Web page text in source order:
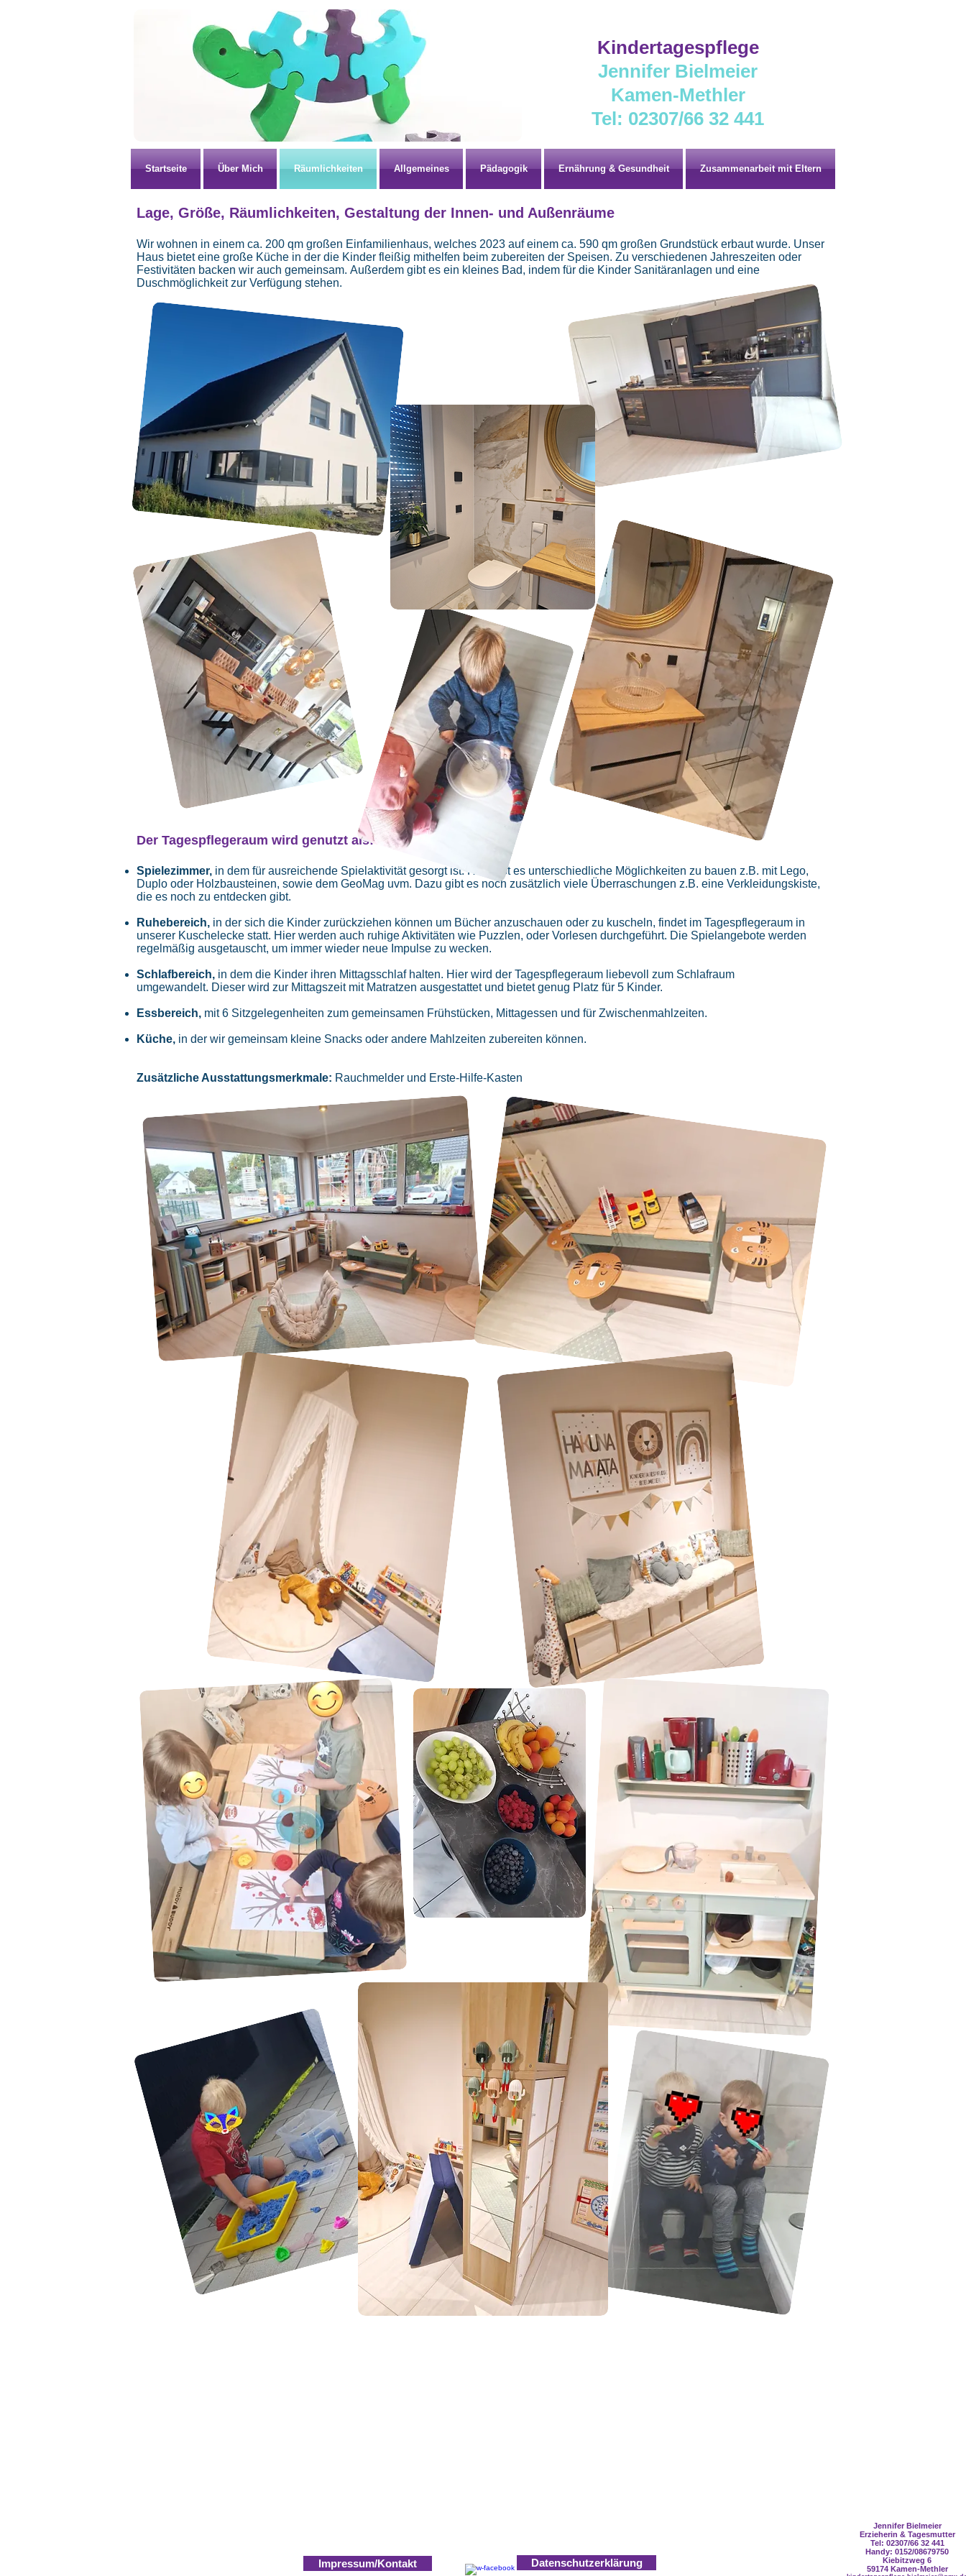
Kindertagespflege
Jennifer Bielmeier
Kamen-Methler
Tel: 02307/66 32 441
Startseite Über Mich Räumlichkeiten Allgemeines Pädagogik Ernährung & Gesundheit Zusammenarbeit mit Eltern
Lage, Größe, Räumlichkeiten, Gestaltung der Innen- und Außenräume
Wir wohnen in einem ca. 200 qm großen Einfamilienhaus, welches 2023 auf einem ca. 590 qm großen Grundstück erbaut wurde. Unser
Haus bietet eine große Küche in der die Kinder fleißig mithelfen beim zubereiten der Speisen. Zu verschiedenen Jahreszeiten oder
Festivitäten backen wir auch gemeinsam. Außerdem gibt es ein kleines Bad, indem für die Kinder Sanitäranlagen und eine
Duschmöglichkeit zur Verfügung stehen.
Der Tagespflegeraum wird genutzt als:
Spiel ezimmer, in dem für ausreichende Spielaktivität gesorgt ist. Hier gibt es unterschiedliche Möglichkeiten zu bauen z.B. mit Lego,
Duplo oder Holzbausteinen, sowie dem GeoMag uvm. Dazu gibt es noch zusätzlich viele Überraschungen z.B. eine Verkleidungskiste,
die es noch zu entdecken gibt.
Ruhebereich, in der sich die Kinder zurückziehen können um Bücher anzuschauen oder zu kuscheln, findet im Tagespflegeraum in
unserer Kuschelecke statt. Hier werden auch ruhige Aktivitäten wie Puzzlen, oder Vorlesen durchgeführt. Die Spielangebote werden
regelmäßig ausgetauscht, um immer wieder neue Impulse zu wecken.
Schlafbereich, in dem die Kinder ihren Mittagsschlaf halten. Hier wird der Tagespflegeraum liebevoll zum Schlafraum
umgewandelt. Dieser wird zur Mittagszeit mit Matratzen ausgestattet und bietet genug Platz für 5 Kinder.
Essbereich, mit 6 Sitzgelegenheiten zum gemeinsamen Frühstücken, Mittagessen und für Zwischenmahlzeiten.
Küche, in der wir gemeinsam kleine Snacks oder andere Mahlzeiten zubereiten können.
Zusätzliche Ausstattungsmerkmale: Rauchmelder und Erste-Hilfe-Kasten
Impressum/Kontakt Datenschutzerklärung
Jennifer Bielmeier
Erzieherin & Tagesmutter
Tel: 02307/66 32 441
Handy: 0152/08679750
Kiebitzweg 6
59174 Kamen-Methler